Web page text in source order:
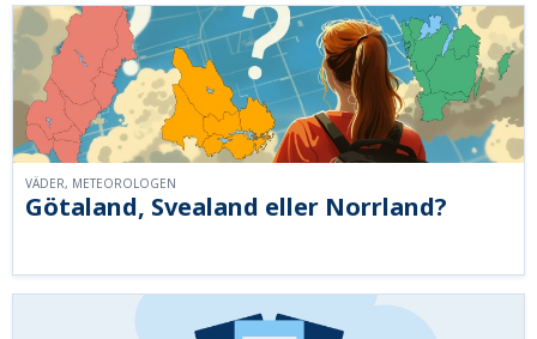
Götaland, Svealand eller Norrland?
VÄDER, METEOROLOGEN